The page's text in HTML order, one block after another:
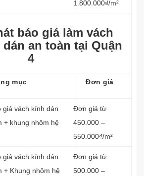
1.800.000₫/m²
báo giá làm vách
an toàn tại Quận
4
mục Đơn giá
giá vách kính dán
+ khung nhôm hệ
Đơn giá từ
450.000 –
550.000₫/m²
giá vách kính dán
+ Khung nhôm hệ
Đơn giá từ
500.000 –